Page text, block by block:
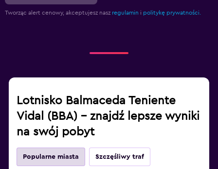
Tworząc alert cenowy, akceptujesz nasz regulamin i politykę prywatności.
Lotnisko Balmaceda Teniente
Vidal (BBA) – znajdź lepsze wyniki
na swój pobyt
Popularne miasta Szczęśliwy traf